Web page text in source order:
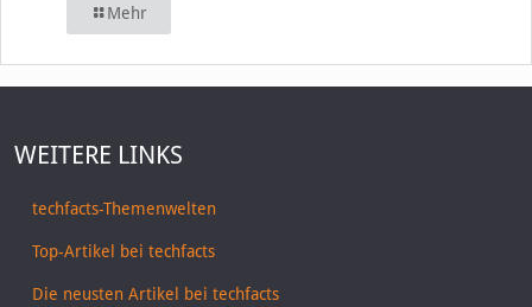
Mehr
WEITERE LINKS
techfacts-Themenwelten
Top-Artikel bei techfacts
Die neusten Artikel bei techfacts